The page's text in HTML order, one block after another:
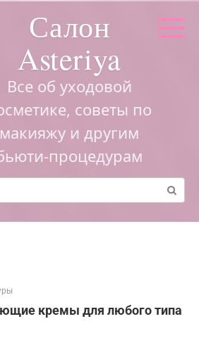
Салон
Asteriya
Все об уходовой
советы по
макияжу и другим
процедурам
кремы для любого типа